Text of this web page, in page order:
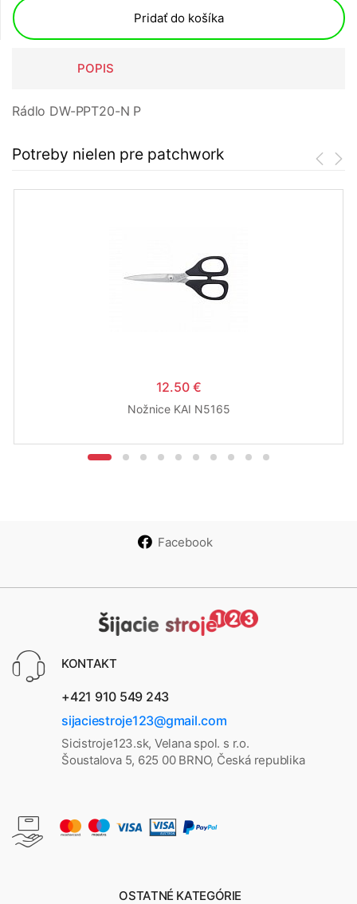
Pridať do košíka
POPIS
Rádlo DW-PPT20-N P
Potreby nielen pre patchwork
12.50 €
Nožnice KAI N5165
Facebook
KONTAKT
+421 910 549 243
sijaciestroje123@gmail.com
Sicistroje123.sk, Velana spol. s r.o.
Šoustalova 5, 625 00 BRNO, Česká republika
OSTATNÉ KATEGÓRIE